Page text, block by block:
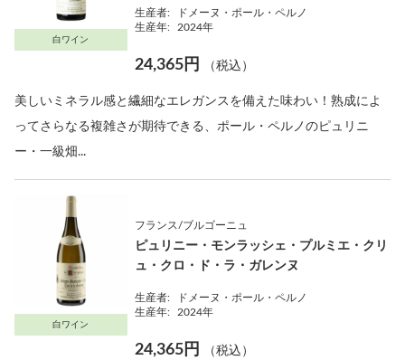
白ワイン
生産者:
ドメーヌ・ポール・ペルノ
生産年:
2024年
24,365円 （税込）
美しいミネラル感と繊細なエレガンスを備えた味わい！熟成によ
ってさらなる複雑さが期待できる、ポール・ペルノのピュリニ
ー・一級畑...
白ワイン
フランス/ブルゴーニュ
ピュリニー・モンラッシェ・プルミエ・クリ
ュ・クロ・ド・ラ・ガレンヌ
生産者:
ドメーヌ・ポール・ペルノ
生産年:
2024年
24,365円 （税込）